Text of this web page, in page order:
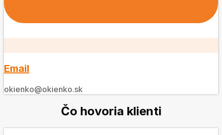
Email
okienko@okienko.sk
Čo hovoria klienti